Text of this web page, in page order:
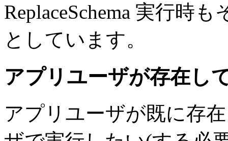
ReplaceSchema 実行時
としています。
アプリユーザが存在し
アプリユーザが既に存